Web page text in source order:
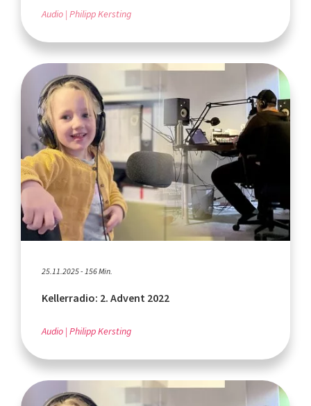
Audio Philipp Kersting
25.11.2025 - 156 Min.
Kellerradio: 2. Advent 2022
Audio Philipp Kersting